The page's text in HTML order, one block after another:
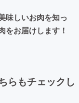
味しいお肉を知っ
をお届けします！
らもチェックし